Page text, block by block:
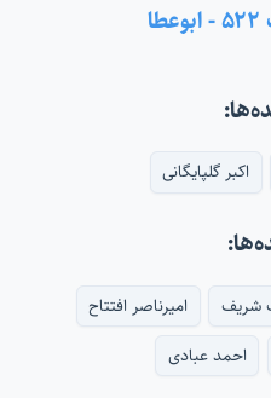
اکبر گلپایگانی
شریف
امیرناصر افتتاح
احمد عبادی